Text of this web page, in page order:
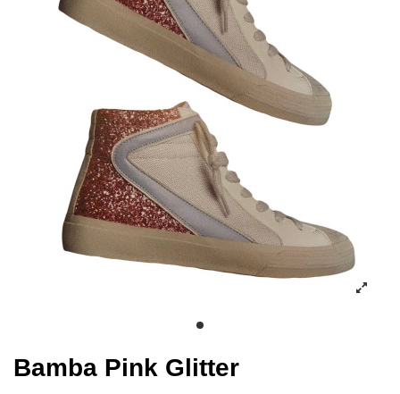
Bamba Pink Glitter